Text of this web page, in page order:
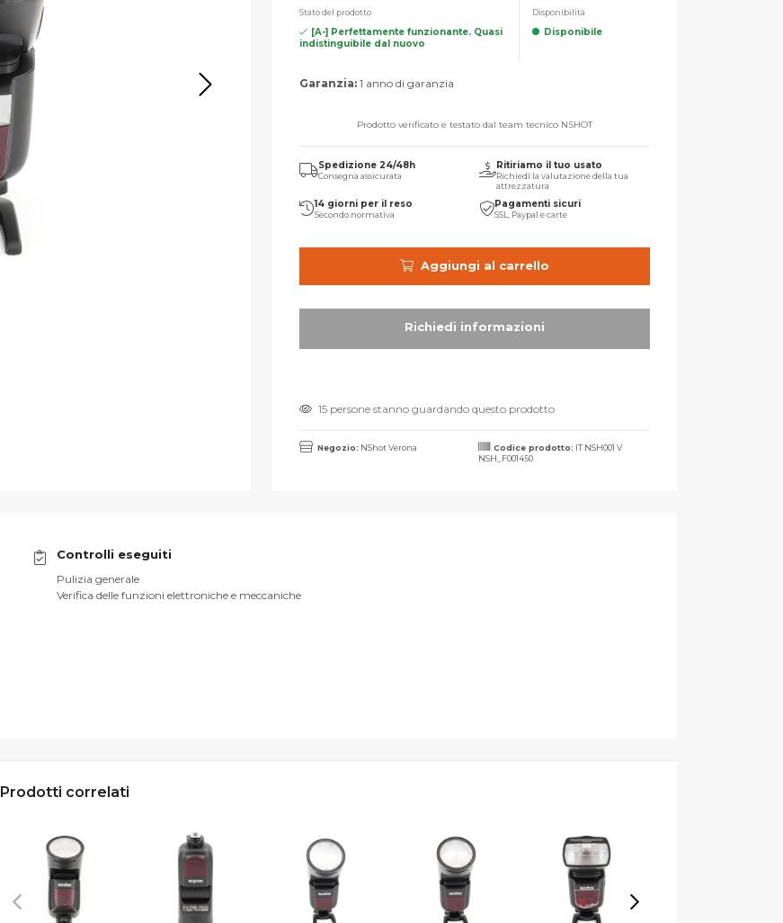
Stato del prodotto
[A-] Perfettamente funzionante. Quasi
indistinguibile dal nuovo
Disponibilità
Disponibile
Garanzia: 1 anno di garanzia
Prodotto verificato e testato dal team tecnico NSHOT
Spedizione 24/48h
Consegna assicurata
Ritiriamo il tuo usato
Richiedi la valutazione della tua
attrezzatura
14 giorni per il reso
Secondo normativa
Pagamenti sicuri
SSL, Paypal e carte
Aggiungi al carrello
15 persone stanno guardando questo prodotto
Negozio: NShot Verona Codice prodotto: IT NSH001 V
NSH_F001450
Controlli eseguiti
Pulizia generale
Verifica delle funzioni elettroniche e meccaniche
Prodotti correlati